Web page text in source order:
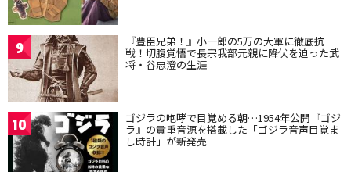
9 『豊臣兄弟！』小一郎の5万の大軍に徹底抗
戦！切腹覚悟で長宗我部元親に降伏を迫った武
将・谷忠澄の生涯
10 ゴジラの咆哮で目覚める朝…1954年公開『ゴジ
ラ』の貴重音源を搭載した「ゴジラ音声目覚ま
し時計」が新発売